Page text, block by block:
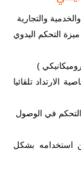
والتجارية
التحكم اليدوي
)
تلقائيا
في الوصول
استخدامه بشكل